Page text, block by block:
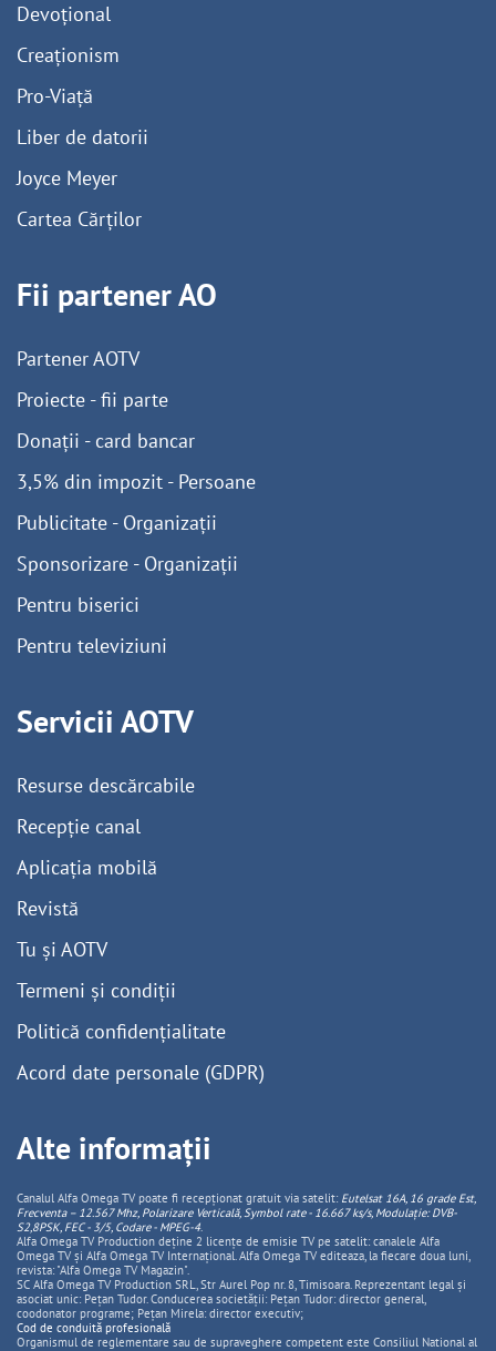
Devoțional
Creaționism
Pro-Viață
Liber de datorii
Joyce Meyer
Cartea Cărților
Fii partener AO
Partener AOTV
Proiecte - fii parte
Donații - card bancar
3,5% din impozit - Persoane
Publicitate - Organizații
Sponsorizare - Organizații
Pentru biserici
Pentru televiziuni
Servicii AOTV
Resurse descărcabile
Recepție canal
Aplicația mobilă
Revistă
Tu și AOTV
Termeni și condiții
Politică confidențialitate
Acord date personale (GDPR)
Alte informații
Canalul Alfa Omega TV poate fi recepționat gratuit via satelit: Eutelsat 16A, 16 grade Est,
Frecventa – 12.567 Mhz, PolarizareVerticală, Symbol rate - 16.667 ks/s, Modulație: DVB-
S2,8PSK, FEC - 3/5, Codare - MPEG-4.
Alfa Omega TV Production deține 2 licențe de emisie TV pe satelit: canalele Alfa
Omega TV și Alfa Omega TV Internațional. Alfa Omega TV editeaza, la fiecare doua luni,
revista: "Alfa Omega TV Magazin".
SC Alfa Omega TV Production SRL, Str Aurel Pop nr. 8, Timisoara. Reprezentant legal și
asociat unic: Pețan Tudor. Conducerea societății: Pețan Tudor: director general,
coodonator programe; Pețan Mirela: director executiv;
Cod de conduită profesională
Organismul de reglementare sau de supraveghere competent este Consiliul National al